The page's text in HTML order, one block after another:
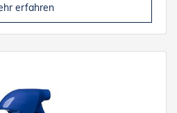
erfahren